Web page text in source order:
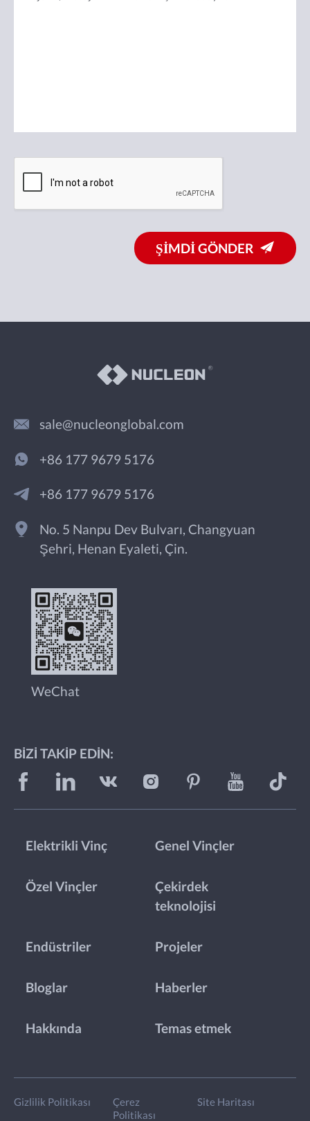
ŞİMDİ GÖNDER
sale@nucleonglobal.com
+86 177 9679 5176
+86 177 9679 5176
No. 5 Nanpu Dev Bulvarı, Changyuan
Şehri, Henan Eyaleti, Çin.
WeChat
BIZI TAKIP EDIN:
Elektrikli Vinç Genel Vinçler
Özel Vinçler
Çekirdek
teknolojisi
Endüstriler Projeler
Bloglar Haberler
Hakkında Temas etmek
Gizlilik Politikası
Çerez
Politikası
Site Haritası